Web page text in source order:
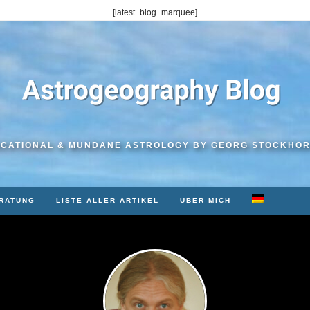
[latest_blog_marquee]
& MUNDANE ASTROLOGY BY GEORG
LISTE ALLER ARTIKEL ÜBER MICH